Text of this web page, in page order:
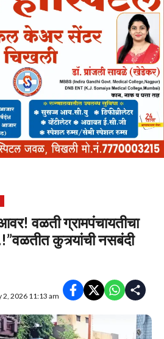
वळती ग्रामपंचायतीचा
कुत्र्यांची नसबंदी
2, 2026 11:13 am